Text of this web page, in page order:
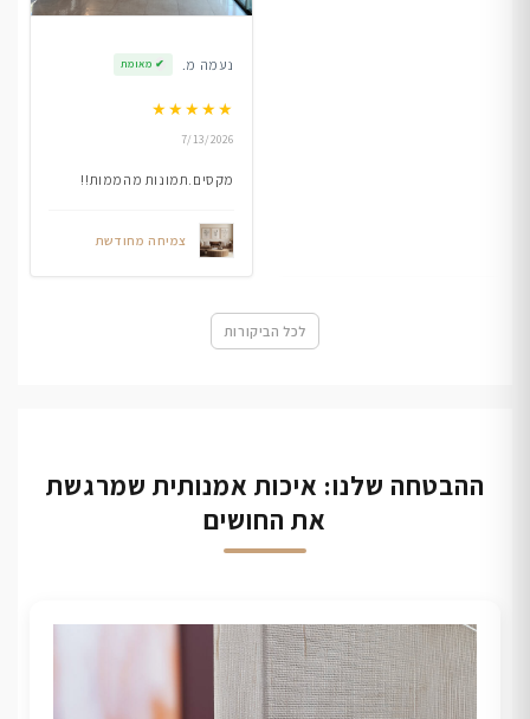
נעמה מ. ✔ מאומת
★★★★★
7/13/2026
מקסים.תמונות מהממות!!
צמיחה מחודשת
לכל הביקורות
ההבטחה שלנו: איכות אמנותית שמרגשת
את החושים